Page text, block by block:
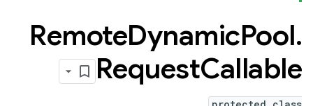
RemoteDynamicPool.
RequestCallable